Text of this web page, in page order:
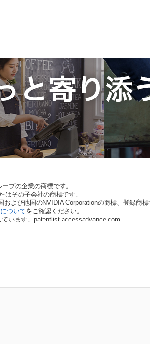
プの企業の商標です。
その子会社の商標です。
よび他国のNVIDIA Corporationの商標、登録商標
ついてをご確認ください。
います。patentlist.accessadvance.com